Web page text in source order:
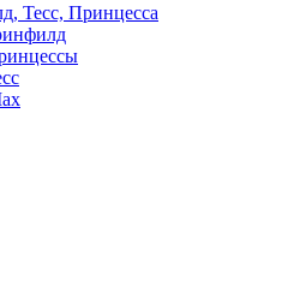
Тесс, Принцесса